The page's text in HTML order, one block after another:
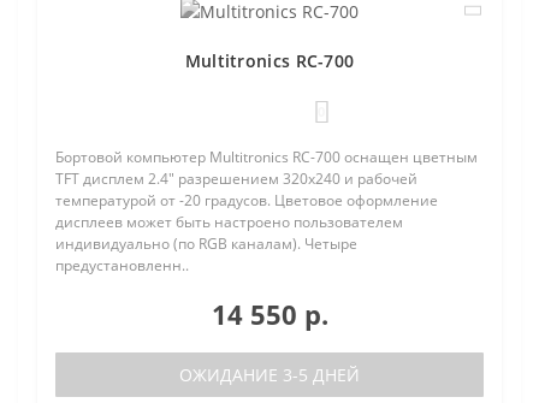
Multitronics RC-700
Бортовой компьютер Multitronics RC-700 оснащен цветным
TFT дисплем 2.4" разрешением 320х240 и рабочей
температурой от -20 градусов. Цветовое оформление
дисплеев может быть настроено пользователем
индивидуально (по RGB каналам). Четыре
предустановленн..
14 550 р.
ОЖИДАНИЕ 3-5 ДНЕЙ